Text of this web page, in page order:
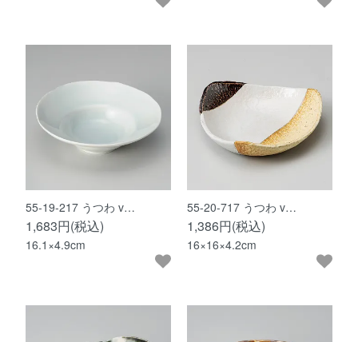
55-19-217 うつわ v…
1,683円(税込)
16.1×4.9cm
55-20-717 うつわ v…
1,386円(税込)
16×16×4.2cm